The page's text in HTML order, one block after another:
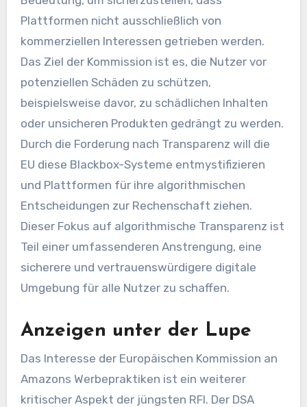
Plattformen nicht ausschließlich von
kommerziellen Interessen getrieben werden.
Das Ziel der Kommission ist es, die Nutzer vor
potenziellen Schäden zu schützen,
beispielsweise davor, zu schädlichen Inhalten
oder unsicheren Produkten gedrängt zu werden.
Durch die Forderung nach Transparenz will die
EU diese Blackbox-Systeme entmystifizieren
und Plattformen für ihre algorithmischen
Entscheidungen zur Rechenschaft ziehen.
Dieser Fokus auf algorithmische Transparenz ist
Teil einer umfassenderen Anstrengung, eine
sicherere und vertrauenswürdigere digitale
Umgebung für alle Nutzer zu schaffen.
Anzeigen unter der Lupe
Das Interesse der Europäischen Kommission an
Amazons Werbepraktiken ist ein weiterer
kritischer Aspekt der jüngsten RFI. Der DSA